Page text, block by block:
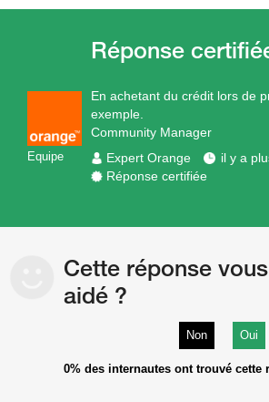
Equipe
En achetant du crédit lors de
exemple.
Community Manager
Expert Orange
il y a
Réponse certifiée
Cette réponse
aidé ?
Non Oui
0% des internautes ont trouvé cette